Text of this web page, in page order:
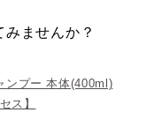
ませんか？
ンプー 本体(400ml)
ス】